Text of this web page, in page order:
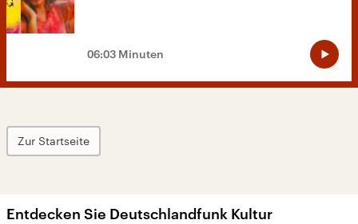
06:03 Minuten
Zur Startseite
Entdecken Sie Deutschlandfunk Kultur